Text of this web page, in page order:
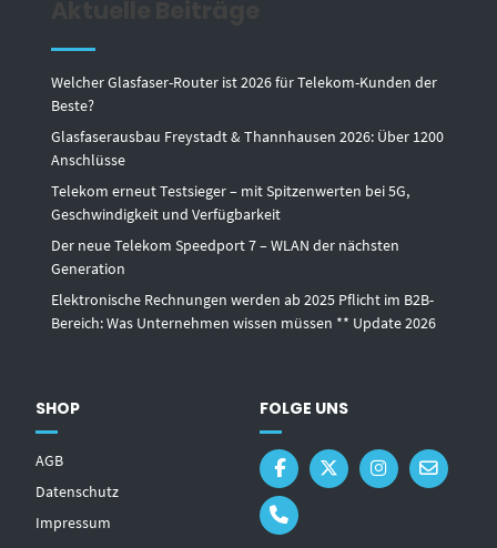
Welcher Glasfaser-Router ist 2026 für Telekom-Kunden der
Beste?
Glasfaserausbau Freystadt & Thannhausen 2026: Über 1200
Anschlüsse
Telekom erneut Testsieger – mit Spitzenwerten bei 5G,
Geschwindigkeit und Verfügbarkeit
Der neue Telekom Speedport 7 – WLAN der nächsten
Generation
Elektronische Rechnungen werden ab 2025 Pflicht im B2B-
Bereich: Was Unternehmen wissen müssen ** Update 2026
SHOP
AGB
Datenschutz
Impressum
FOLGE UNS